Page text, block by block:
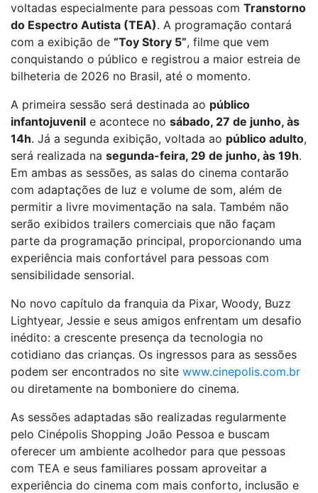
voltadas especialmente para pessoas com Transtorno
do Espectro Autista (TEA). A programação contará
com a exibição de “Toy Story 5”, filme que vem
conquistando o público e registrou a maior estreia de
bilheteria de 2026 no Brasil, até o momento.
A primeira sessão será destinada ao público
infantojuvenil e acontece no sábado, 27 de junho, às
14h. Já a segunda exibição, voltada ao público adulto,
será realizada na segunda-feira, 29 de junho, às 19h.
Em ambas as sessões, as salas do cinema contarão
com adaptações de luz e volume de som, além de
permitir a livre movimentação na sala. Também não
serão exibidos trailers comerciais que não façam
parte da programação principal, proporcionando uma
experiência mais confortável para pessoas com
sensibilidade sensorial.
No novo capítulo da franquia da Pixar, Woody, Buzz
Lightyear, Jessie e seus amigos enfrentam um desafio
inédito: a crescente presença da tecnologia no
cotidiano das crianças. Os ingressos para as sessões
podem ser encontrados no site www.cinepolis.com.br
ou diretamente na bomboniere do cinema.
As sessões adaptadas são realizadas regularmente
pelo Cinépolis Shopping João Pessoa e buscam
oferecer um ambiente acolhedor para que pessoas
com TEA e seus familiares possam aproveitar a
experiência do cinema com mais conforto, inclusão e